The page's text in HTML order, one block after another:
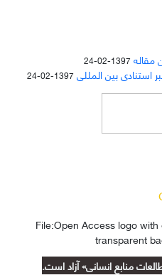
مقاله 1397-02-24
استنادی بین المللی 1397-02-24
منابع انسانی» آزاد است.